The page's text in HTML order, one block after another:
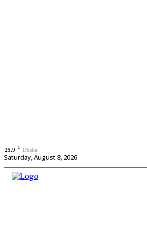
25.9 C Dhaka
Saturday, August 8, 2026